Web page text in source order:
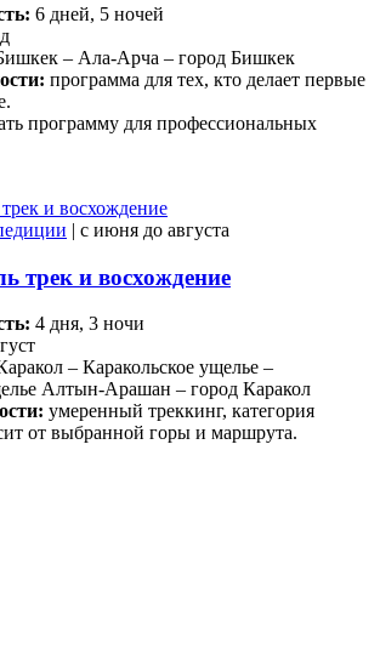
6 дней, 5 ночей
– Ала-Арча – город Бишкек
программа для тех, кто делает первые
программу для профессиональных
| c июня до августа
трек и восхождение
4 дня, 3 ночи
– Каракольское ущелье –
Алтын-Арашан – город Каракол
умеренный треккинг, категория
от выбранной горы и маршрута.